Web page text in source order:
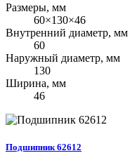
Размеры, мм
60×130×46
Внутренний диаметр, мм
60
Наружный диаметр, мм
130
Ширина, мм
46
Подшипник 62612